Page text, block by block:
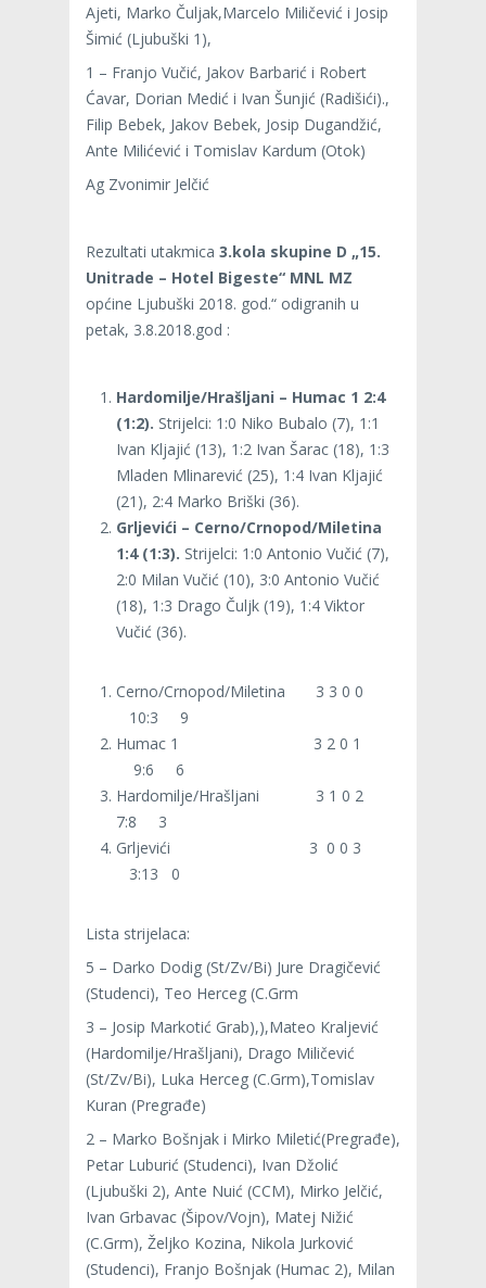
Ajeti, Marko Čuljak,Marcelo Miličević i Josip
Šimić (Ljubuški 1),
1 – Franjo Vučić, Jakov Barbarić i Robert
Ćavar, Dorian Medić i Ivan Šunjić (Radišići).,
Filip Bebek, Jakov Bebek, Josip Dugandžić,
Ante Milićević i Tomislav Kardum (Otok)
Ag Zvonimir Jelčić
Rezultati utakmica 3.kola skupine D „15.
Unitrade – Hotel Bigeste“ MNL MZ
općine Ljubuški 2018. god.“ odigranih u
petak, 3.8.2018.god :
Hardomilje/Hrašljani – Humac 1 2:4
(1:2). Strijelci: 1:0 Niko Bubalo (7), 1:1
Ivan Kljajić (13), 1:2 Ivan Šarac (18), 1:3
Mladen Mlinarević (25), 1:4 Ivan Kljajić
(21), 2:4 Marko Briški (36).
Grljevići – Cerno/Crnopod/Miletina
1:4 (1:3). Strijelci: 1:0 Antonio Vučić (7),
2:0 Milan Vučić (10), 3:0 Antonio Vučić
(18), 1:3 Drago Čuljk (19), 1:4 Viktor
Vučić (36).
Cerno/Crnopod/Miletina 3 3 0 0
10:3 9
Humac 1 3 2 0 1
9:6 6
Hardomilje/Hrašljani 3 1 0 2
7:8 3
Grljevići 3 0 0 3
3:13 0
Lista strijelaca:
5 – Darko Dodig (St/Zv/Bi) Jure Dragičević
(Studenci), Teo Herceg (C.Grm
3 – Josip Markotić Grab),),Mateo Kraljević
(Hardomilje/Hrašljani), Drago Miličević
(St/Zv/Bi), Luka Herceg (C.Grm),Tomislav
Kuran (Pregrađe)
2 – Marko Bošnjak i Mirko Miletić(Pregrađe),
Petar Luburić (Studenci), Ivan Džolić
(Ljubuški 2), Ante Nuić (CCM), Mirko Jelčić,
Ivan Grbavac (Šipov/Vojn), Matej Nižić
(C.Grm), Željko Kozina, Nikola Jurković
(Studenci), Franjo Bošnjak (Humac 2), Milan